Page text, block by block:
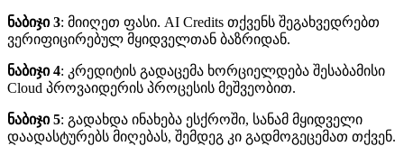
ნაბიჯი 3: მიიღეთ ფასი. AI Credits თქვენს შეგახვედრებთ
ვერიფიცირებულ მყიდველთან ბაზრიდან.
ნაბიჯი 4: კრედიტის გადაცემა ხორციელდება შესაბამისი
Cloud პროვაიდერის პროცესის მეშვეობით.
ნაბიჯი 5: გადახდა ინახება ესქროში, სანამ მყიდველი
დაადასტურებს მიღებას, შემდეგ კი გადმოგეცემათ თქვენ.